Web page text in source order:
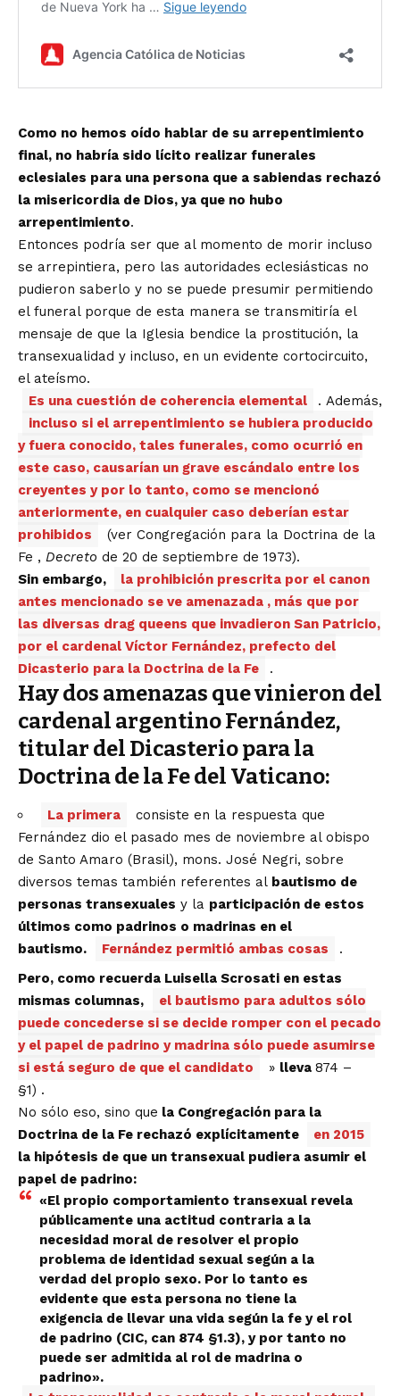
Como no hemos oído hablar de su arrepentimiento
final, no habría sido lícito realizar funerales
eclesiales para una persona que a sabiendas rechazó
la misericordia de Dios, ya que no hubo
arrepentimiento.
Entonces podría ser que al momento de morir incluso
se arrepintiera, pero las autoridades eclesiásticas no
pudieron saberlo y no se puede presumir permitiendo
el funeral porque de esta manera se transmitiría el
mensaje de que la Iglesia bendice la prostitución, la
transexualidad y incluso, en un evidente cortocircuito,
el ateísmo.
Es una cuestión de coherencia elemental
. Además,
incluso si el arrepentimiento se hubiera producido
y fuera conocido, tales funerales, como ocurrió en
este caso, causarían un grave escándalo entre los
creyentes y por lo tanto, como se mencionó
anteriormente, en cualquier caso deberían estar
prohibidos
(ver Congregación para la Doctrina de la
Fe , Decreto de 20 de septiembre de 1973).
Sin embargo,
la prohibición prescrita por el canon
antes mencionado se ve amenazada , más que por
las diversas drag queens que invadieron San Patricio,
por el cardenal Víctor Fernández, prefecto del
Dicasterio para la Doctrina de la Fe
.
Hay dos amenazas que vinieron del
cardenal argentino Fernández,
titular del Dicasterio para la
Doctrina de la Fe del Vaticano:
La primera consiste en la respuesta que
Fernández dio el pasado mes de noviembre al obispo
de Santo Amaro (Brasil), mons. José Negri, sobre
diversos temas también referentes al bautismo de
personas transexuales y la participación de estos
últimos como padrinos o madrinas en el
bautismo.
Fernández permitió ambas cosas
.
Pero, como recuerda Luisella Scrosati en estas
mismas columnas,
el bautismo para adultos sólo
puede concederse si se decide romper con el pecado
y el papel de padrino y madrina sólo puede asumirse
si está seguro de que el candidato
» lleva 874 –
§1) .
No sólo eso, sino que la Congregación para la
Doctrina de la Fe rechazó explícitamente
en 2015
la hipótesis de que un transexual pudiera asumir el
papel de padrino:
«El propio comportamiento transexual revela
públicamente una actitud contraria a la
necesidad moral de resolver el propio
problema de identidad sexual según a la
verdad del propio sexo. Por lo tanto es
evidente que esta persona no tiene la
exigencia de llevar una vida según la fe y el rol
de padrino (CIC, can 874 §1.3), y por tanto no
puede ser admitida al rol de madrina o
padrino».